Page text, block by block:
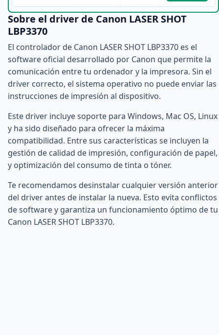
Sobre el driver de Canon LASER SHOT
LBP3370
El controlador de Canon LASER SHOT LBP3370 es el
software oficial desarrollado por Canon que permite la
comunicación entre tu ordenador y la impresora. Sin el
driver correcto, el sistema operativo no puede enviar las
instrucciones de impresión al dispositivo.
Este driver incluye soporte para Windows, Mac OS, Linux
y ha sido diseñado para ofrecer la máxima
compatibilidad. Entre sus características se incluyen la
gestión de calidad de impresión, configuración de papel,
y optimización del consumo de tinta o tóner.
Te recomendamos desinstalar cualquier versión anterior
del driver antes de instalar la nueva. Esto evita conflictos
de software y garantiza un funcionamiento óptimo de tu
Canon LASER SHOT LBP3370.